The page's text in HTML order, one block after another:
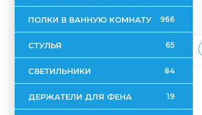
ПОЛКИ В ВАННУЮ КОМНАТУ 966
СТУЛЬЯ 65
СВЕТИЛЬНИКИ 84
ДЕРЖАТЕЛИ ДЛЯ ФЕНА 19